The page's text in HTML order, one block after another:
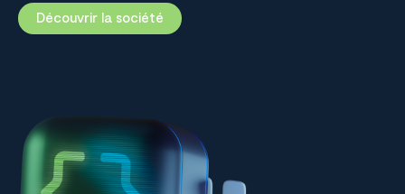
Découvrir la société